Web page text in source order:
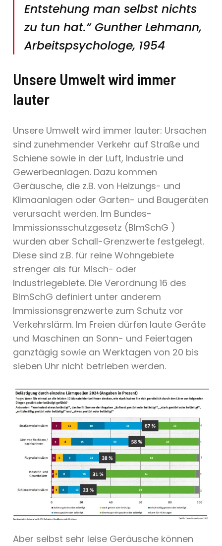
Entstehung man selbst nichts
zu tun hat.“ Gunther Lehmann,
Arbeitspsychologe, 1954
Unsere Umwelt wird immer
lauter
Unsere Umwelt wird immer lauter: Ursachen
sind zunehmender Verkehr auf Straße und
Schiene sowie in der Luft, Industrie und
Gewerbeanlagen. Dazu kommen
Geräusche, die z.B. von Heizungs- und
Klimaanlagen oder Garten- und Baugeräten
verursacht werden. Im Bundes-
Immissionsschutzgesetz (BImSchG )
wurden aber Schall-Grenzwerte festgelegt.
Diese sind z.B. für reine Wohngebiete
strenger als für Misch- oder
Industriegebiete. Die Verordnung 16 des
BImSchG definiert unter anderem
Immissionsgrenzwerte zum Schutz vor
Verkehrslärm. Im Freien dürfen laute Geräte
und Maschinen an Sonn- und Feiertagen
ganztägig sowie an Werktagen von 20 bis
sieben Uhr nicht betrieben werden.
Aber selbst sehr leise Geräusche können